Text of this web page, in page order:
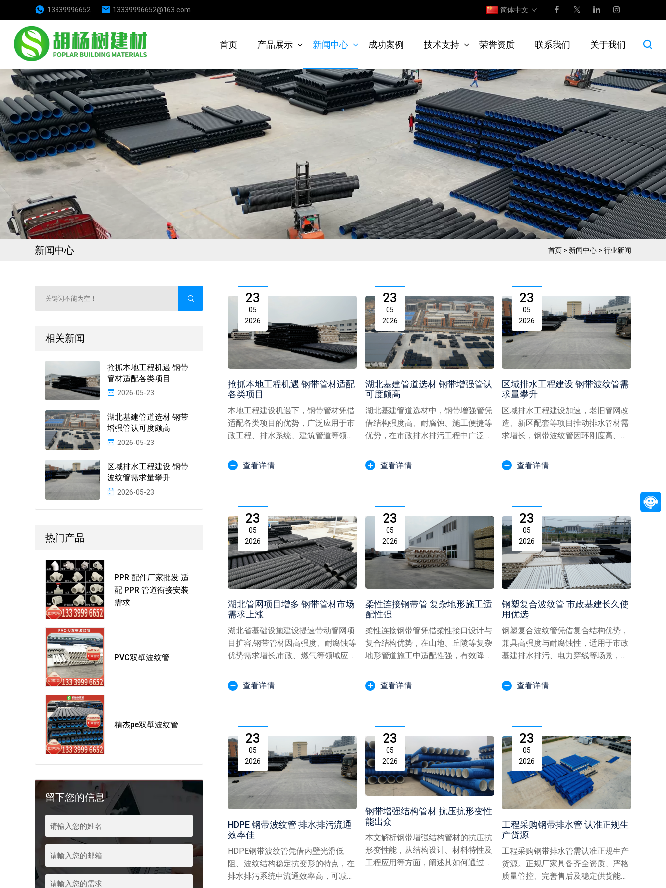
13339996652 13339996652@163.com 简体中文
首页 产品展示 新闻中心 成功案例 技术支持 荣誉资质 联系我们 关于我们
新闻中心 首页 > 新闻中心 > 行业新闻
相关新闻
抢抓本地工程机遇 钢带
管材适配各类项目
2026-05-23
湖北基建管道选材 钢带
增强管认可度颇高
2026-05-23
区域排水工程建设 钢带
波纹管需求量攀升
2026-05-23
热门产品
PPR 配件厂家批发 适
配 PPR 管道衔接安装
需求
PVC双壁波纹管
精杰pe双壁波纹管
留下您的信息
23
05
2026
抢抓本地工程机遇 钢带管材适配
各类项目
本地工程建设机遇下，钢带管材凭借
适配各类项目的优势，广泛应用于市
政工程、排水系统、建筑管道等领
查看详情
23
05
2026
湖北基建管道选材 钢带增强管认
可度颇高
湖北基建管道选材中，钢带增强管凭
借结构强度高、耐腐蚀、施工便捷等
优势，在市政排水排污工程中广泛应
查看详情
23
05
2026
区域排水工程建设 钢带波纹管需
求量攀升
区域排水工程建设加速，老旧管网改
造、新区配套等项目推动排水管材需
求增长，钢带波纹管因环刚度高、耐
查看详情
23
05
2026
湖北管网项目增多 钢带管材市场
需求上涨
湖北省基础设施建设提速带动管网项
目扩容,钢带管材因高强度、耐腐蚀等
优势需求增长,市政、燃气等领域应用
查看详情
23
05
2026
柔性连接钢带管 复杂地形施工适
配性强
柔性连接钢带管凭借柔性接口设计与
复合结构优势，在山地、丘陵等复杂
地形管道施工中适配性强，有效降低
查看详情
23
05
2026
钢塑复合波纹管 市政基建长久使
用优选
钢塑复合波纹管凭借复合结构优势，
兼具高强度与耐腐蚀性，适用于市政
基建排水排污、电力穿线等场景，以
查看详情
23
05
2026
HDPE 钢带波纹管 排水排污流通
效率佳
HDPE钢带波纹管凭借内壁光滑低
阻、波纹结构稳定抗变形的特点，在
排水排污系统中流通效率高，可减少
23
05
2026
钢带增强结构管材 抗压抗形变性
能出众
本文解析钢带增强结构管材的抗压抗
形变性能，从结构设计、材料特性及
工程应用等方面，阐述其如何通过复
23
05
2026
工程采购钢带排水管 认准正规生
产货源
工程采购钢带排水管需认准正规生产
货源。正规厂家具备齐全资质、严格
质量管控、完善售后及稳定供货能